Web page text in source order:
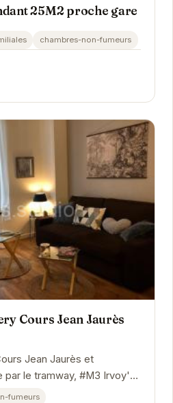
25M2 proche gare
chambres-non-fumeurs
Cours Jean Jaurès
Jean Jaurès et
le tramway, #M3 Irvoy's
confortable et...
fumeurs